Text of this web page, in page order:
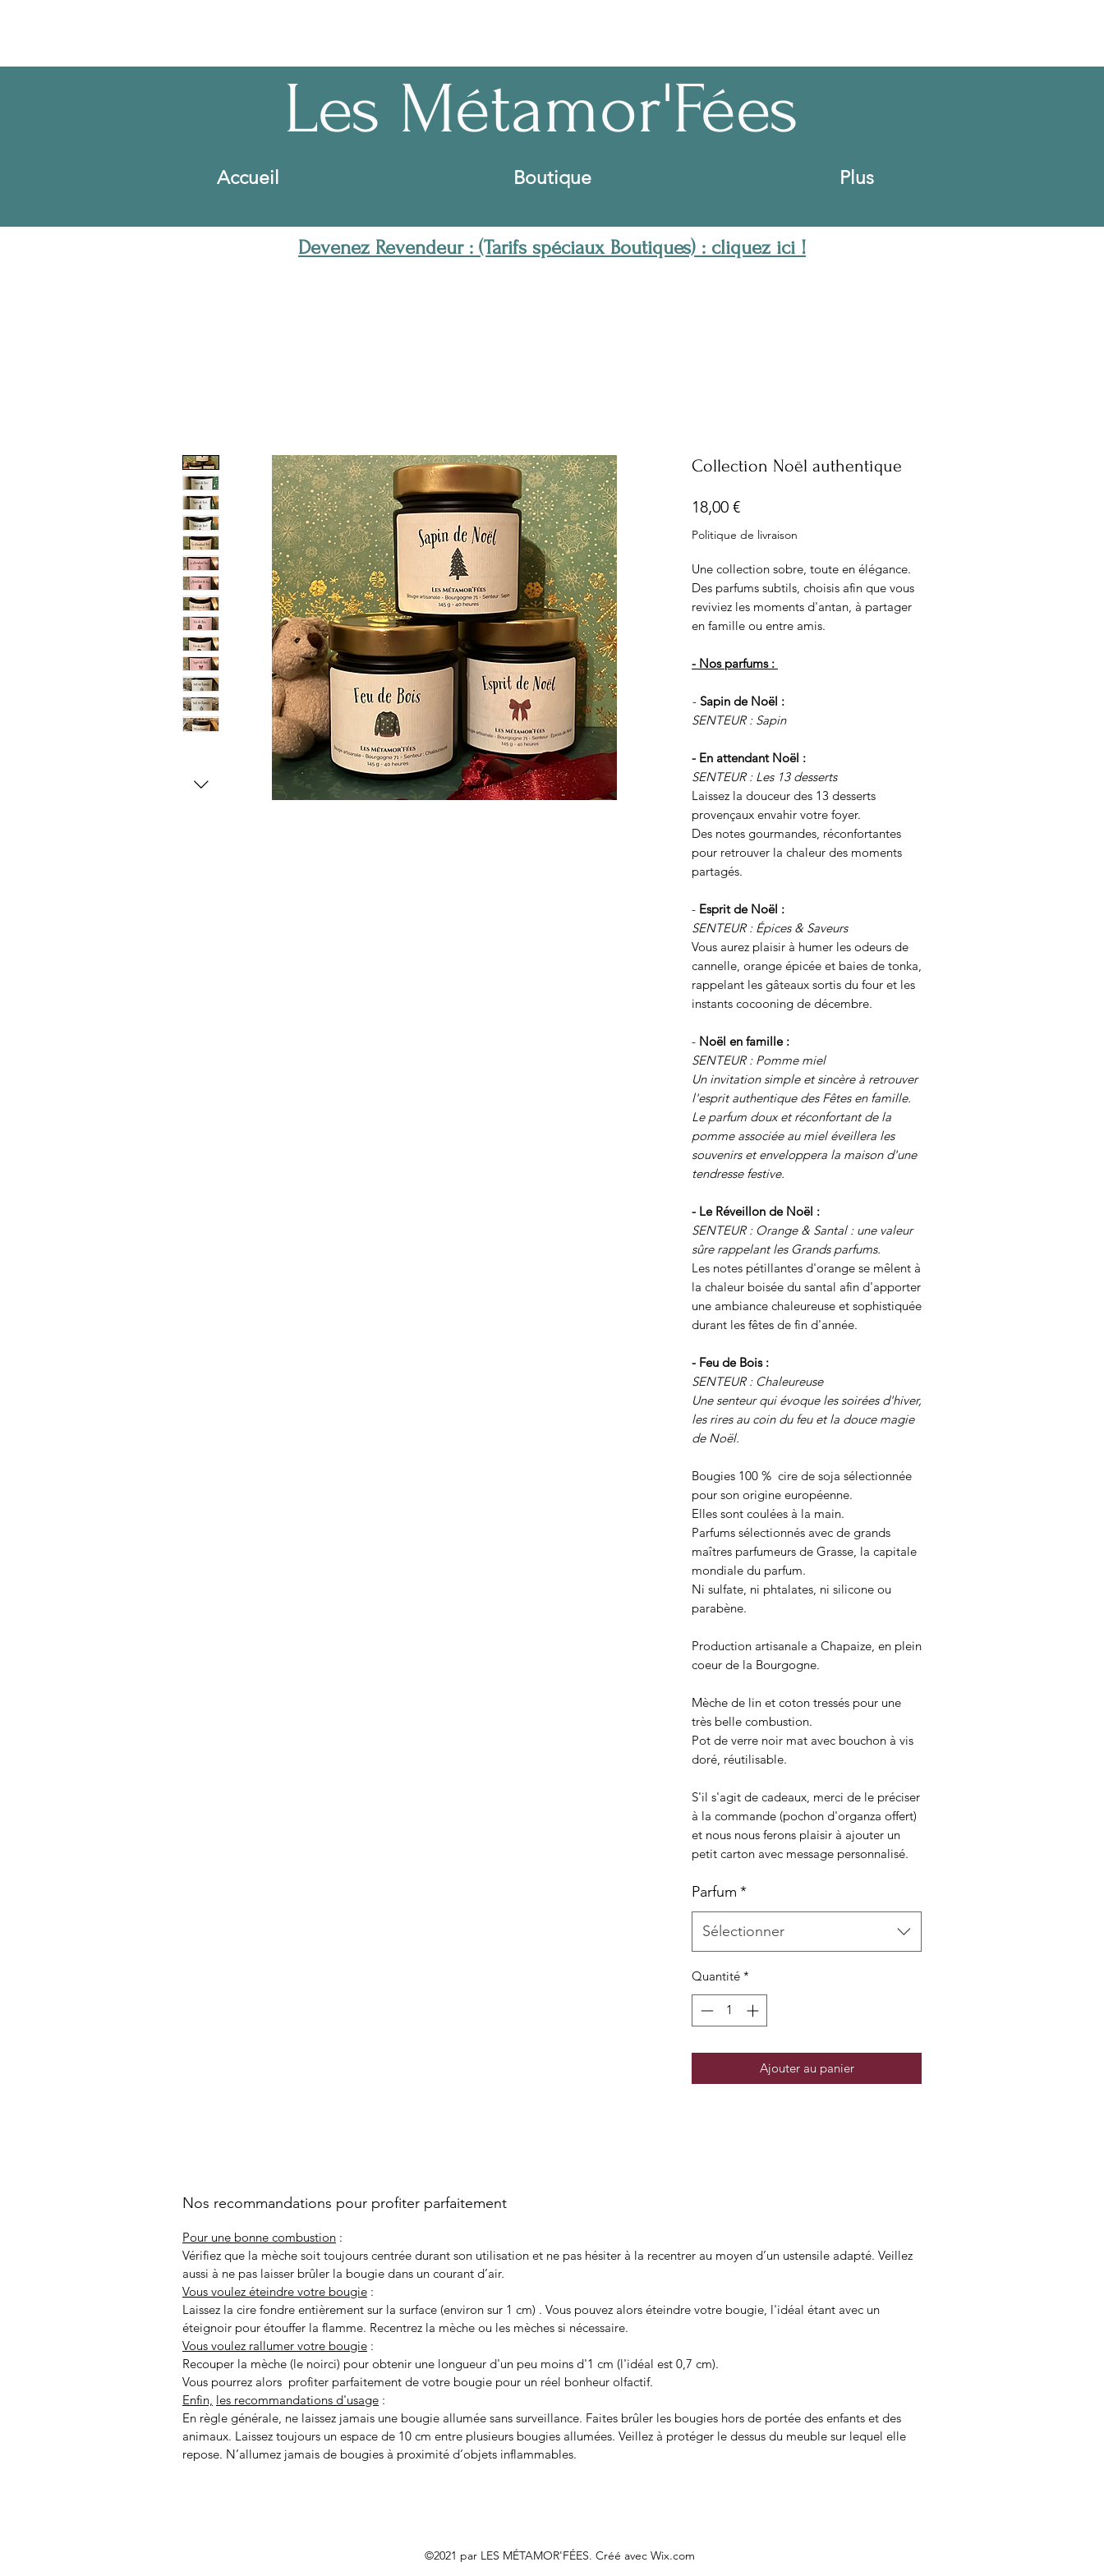
Les Métamor'Fées
Accueil Boutique Plus
Devenez Revendeur : (Tarifs spéciaux Boutiques) : cliquez ici !
Collection Noël authentique
18,00 €Prix
Politique de livraison
Une collection sobre, toute en élégance.
Des parfums subtils, choisis afin que vous
reviviez les moments d'antan, à partager
en famille ou entre amis.
- Nos parfums :
- Sapin de Noël :
SENTEUR : Sapin
- En attendant Noël :
SENTEUR : Les 13 desserts
Laissez la douceur des 13 desserts
provençaux envahir votre foyer.
Des notes gourmandes, réconfortantes
pour retrouver la chaleur des moments
partagés.
- Esprit de Noël :
SENTEUR : Épices & Saveurs
Vous aurez plaisir à humer les odeurs de
cannelle, orange épicée et baies de tonka,
rappelant les gâteaux sortis du four et les
instants cocooning de décembre.
- Noël en famille :
SENTEUR : Pomme miel
Un invitation simple et sincère à retrouver
l'esprit authentique des Fêtes en famille.
Le parfum doux et réconfortant de la
pomme associée au miel éveillera les
souvenirs et enveloppera la maison d'une
tendresse festive.
- Le Réveillon de Noël :
SENTEUR : Orange & Santal : une valeur
sûre rappelant les Grands parfums.
Les notes pétillantes d'orange se mêlent à
la chaleur boisée du santal afin d'apporter
une ambiance chaleureuse et sophistiquée
durant les fêtes de fin d'année.
- Feu de Bois :
SENTEUR : Chaleureuse
Une senteur qui évoque les soirées d'hiver,
les rires au coin du feu et la douce magie
de Noël.
Bougies 100 % cire de soja sélectionnée
pour son origine européenne.
Elles sont coulées à la main.
Parfums sélectionnés avec de grands
maîtres parfumeurs de Grasse, la capitale
mondiale du parfum.
Ni sulfate, ni phtalates, ni silicone ou
parabène.
Production artisanale a Chapaize, en plein
coeur de la Bourgogne.
Mèche de lin et coton tressés pour une
très belle combustion.
Pot de verre noir mat avec bouchon à vis
doré, réutilisable.
S'il s'agit de cadeaux, merci de le préciser
à la commande (pochon d'organza offert)
et nous nous ferons plaisir à ajouter un
petit carton avec message personnalisé.
Parfum *
Sélectionner
Quantité *
Ajouter au panier
Nos recommandations pour profiter parfaitement
Pour une bonne combustion :
Vérifiez que la mèche soit toujours centrée durant son utilisation et ne pas hésiter à la recentrer au moyen d’un ustensile adapté. Veillez
aussi à ne pas laisser brûler la bougie dans un courant d’air.
Vous voulez éteindre votre bougie :
Laissez la cire fondre entièrement sur la surface (environ sur 1 cm) . Vous pouvez alors éteindre votre bougie, l'idéal étant avec un
éteignoir pour étouffer la flamme. Recentrez la mèche ou les mèches si nécessaire.
Vous voulez rallumer votre bougie :
Recouper la mèche (le noirci) pour obtenir une longueur d'un peu moins d'1 cm (l'idéal est 0,7 cm).
Vous pourrez alors profiter parfaitement de votre bougie pour un réel bonheur olfactif.
Enfin, les recommandations d'usage :
En règle générale, ne laissez jamais une bougie allumée sans surveillance. Faites brûler les bougies hors de portée des enfants et des
animaux. Laissez toujours un espace de 10 cm entre plusieurs bougies allumées. Veillez à protéger le dessus du meuble sur lequel elle
repose. N’allumez jamais de bougies à proximité d’objets inflammables.
©2021 par LES MÉTAMOR'FÉES. Créé avec Wix.com